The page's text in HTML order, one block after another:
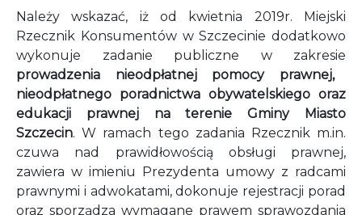
Należy wskazać, iż od kwietnia 2019r. Miejski
Rzecznik Konsumentów w Szczecinie dodatkowo
wykonuje zadanie publiczne w zakresie
prowadzenia nieodpłatnej pomocy prawnej,
nieodpłatnego poradnictwa obywatelskiego oraz
edukacji prawnej na terenie Gminy Miasto
Szczecin. W ramach tego zadania Rzecznik m.in.
czuwa nad prawidłowością obsługi prawnej,
zawiera w imieniu Prezydenta umowy z radcami
prawnymi i adwokatami, dokonuje rejestracji porad
oraz sporządza wymagane prawem sprawozdania